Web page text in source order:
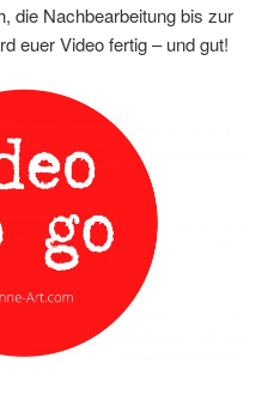
die Nachbearbeitung bis zur
euer Video fertig – und gut!